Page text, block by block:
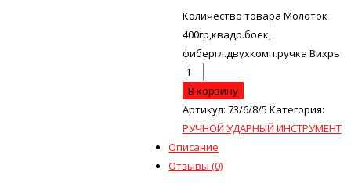
Количество товара Молоток
400гр,квадр.боек,
фибергл.двухкомп.ручка Вихрь
В корзину
Артикул: 73/6/8/5 Категория:
РУЧНОЙ УДАРНЫЙ ИНСТРУМЕНТ
Описание
Отзывы (0)